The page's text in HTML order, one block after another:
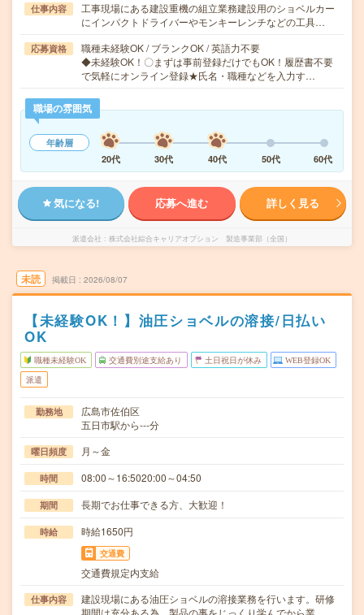
仕事内容
工事現場にある建設重機の組立業務建設用のショベルカー
にインパクトドライバーやモンキーレンチなどの工具…
応募資格
職種未経験OK / ブランクOK / 英語力不要
◆未経験OK！〇まずは事前登録だけでもOK！履歴書不要
で気軽にオンライン登録★氏名・職種などを入力す…
職場の雰囲気
年齢層
20代
30代 40代 50代 60代
気になる! 応募へ進む 詳しく見る
派遣会社 株式会社綜合キャリアオプション 製造事業部（全国）
未読 掲載日 2026/08/07
【未経験OK！】油圧ショベルの溶接/日払い
OK
職種未経験OK 交通費別途支給あり 土日祝日が休み WEB登録OK
派遣
勤務地
広島市佐伯区
五日市駅から---分
曜日頻度 月～金
時間 08:00～16:5020:00～04:50
期間 長期でお仕事できる方、大歓迎！
時給 時給1650円
交通費
交通費規定内支給
仕事内容
建設現場にある油圧ショベルの溶接業務を行います。研修
期間は充分ある為、製品の事をじっくり学んでから業…